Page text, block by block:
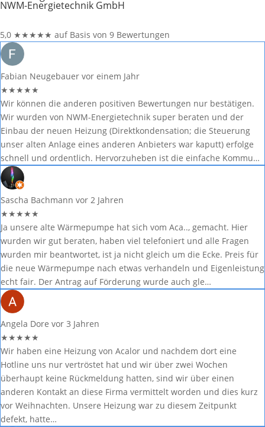
NWM-Energietechnik GmbH
5,0 ★★★★★ auf Basis von 9 Bewertungen
Fabian Neugebauer vor einem Jahr
★★★★★
Wir können die anderen positiven Bewertungen nur bestätigen.
Wir wurden von NWM-Energietechnik super beraten und der
Einbau der neuen Heizung (Direktkondensation; die Steuerung
unser alten Anlage eines anderen Anbieters war kaputt) erfolge
schnell und ordentlich. Hervorzuheben ist die einfache Kommu…
Sascha Bachmann vor 2 Jahren
★★★★★
Ja unsere alte Wärmepumpe hat sich vom Aca.., gemacht. Hier
wurden wir gut beraten, haben viel telefoniert und alle Fragen
wurden mir beantwortet, ist ja nicht gleich um die Ecke. Preis für
die neue Wärmepumpe nach etwas verhandeln und Eigenleistung
echt fair. Der Antrag auf Förderung wurde auch gle…
Angela Dore vor 3 Jahren
★★★★★
Wir haben eine Heizung von Acalor und nachdem dort eine
Hotline uns nur vertröstet hat und wir über zwei Wochen
überhaupt keine Rückmeldung hatten, sind wir über einen
anderen Kontakt an diese Firma vermittelt worden und dies kurz
vor Weihnachten. Unsere Heizung war zu diesem Zeitpunkt
defekt, hatte…